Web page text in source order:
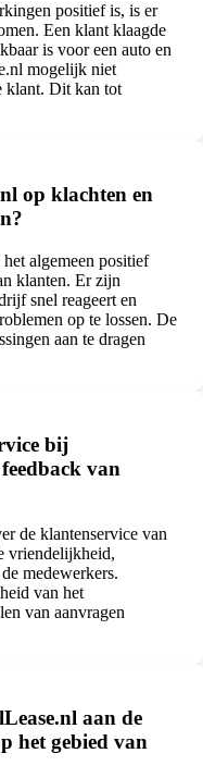
positief is, is er
Een klant klaagde
is voor een auto en
mogelijk niet
klant. Dit kan tot
op klachten en
algemeen positief
klanten. Er zijn
snel reageert en
op te lossen. De
aan te dragen
bij
van
de klantenservice van
vriendelijkheid,
medewerkers.
van het
van aanvragen
aan de
het gebied van